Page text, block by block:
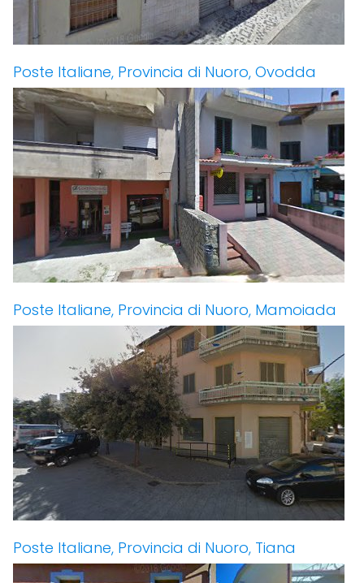
Poste Italiane, Provincia di Nuoro, Ovodda
Poste Italiane, Provincia di Nuoro, Mamoiada
Poste Italiane, Provincia di Nuoro, Tiana